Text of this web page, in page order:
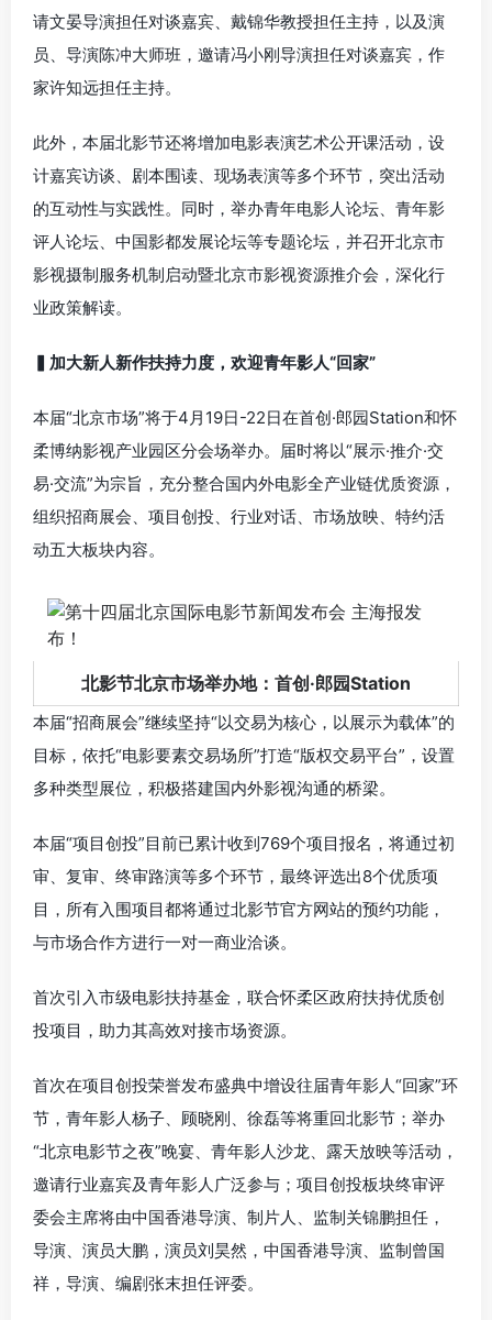
请文晏导演担任对谈嘉宾、戴锦华教授担任主持，以及演
员、导演陈冲大师班，邀请冯小刚导演担任对谈嘉宾，作
家许知远担任主持。
此外，本届北影节还将增加电影表演艺术公开课活动，设
计嘉宾访谈、剧本围读、现场表演等多个环节，突出活动
的互动性与实践性。同时，举办青年电影人论坛、青年影
评人论坛、中国影都发展论坛等专题论坛，并召开北京市
影视摄制服务机制启动暨北京市影视资源推介会，深化行
业政策解读。
▍加大新人新作扶持力度，欢迎青年影人“回家”
本届“北京市场”将于4月19日-22日在首创·郎园Station和怀
柔博纳影视产业园区分会场举办。届时将以“展示·推介·交
易·交流”为宗旨，充分整合国内外电影全产业链优质资源，
组织招商展会、项目创投、行业对话、市场放映、特约活
动五大板块内容。
北影节北京市场举办地：首创·郎园Station
本届“招商展会”继续坚持“以交易为核心，以展示为载体”的
目标，依托“电影要素交易场所”打造“版权交易平台”，设置
多种类型展位，积极搭建国内外影视沟通的桥梁。
本届“项目创投”目前已累计收到769个项目报名，将通过初
审、复审、终审路演等多个环节，最终评选出8个优质项
目，所有入围项目都将通过北影节官方网站的预约功能，
与市场合作方进行一对一商业洽谈。
首次引入市级电影扶持基金，联合怀柔区政府扶持优质创
投项目，助力其高效对接市场资源。
首次在项目创投荣誉发布盛典中增设往届青年影人“回家”环
节，青年影人杨子、顾晓刚、徐磊等将重回北影节；举办
“北京电影节之夜”晚宴、青年影人沙龙、露天放映等活动，
邀请行业嘉宾及青年影人广泛参与；项目创投板块终审评
委会主席将由中国香港导演、制片人、监制关锦鹏担任，
导演、演员大鹏，演员刘昊然，中国香港导演、监制曾国
祥，导演、编剧张末担任评委。